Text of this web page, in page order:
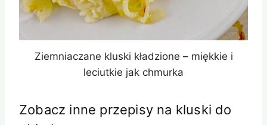
Ziemniaczane kluski kładzione – miękkie i
leciutkie jak chmurka
Zobacz inne przepisy na kluski do